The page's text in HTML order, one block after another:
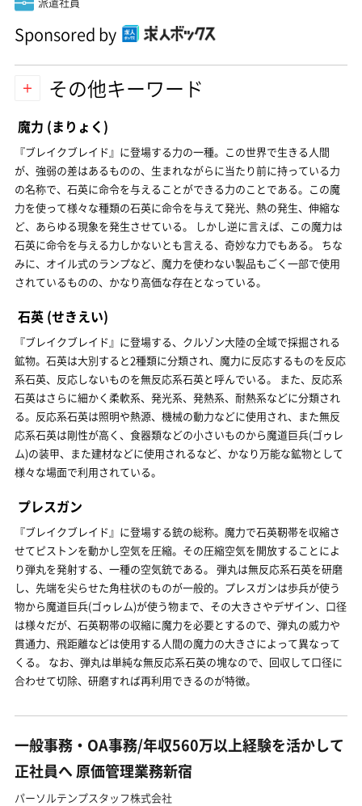
Sponsored by
その他キーワード
魔力 (まりょく)
『ブレイクブレイド』に登場する力の一種。この世界で生きる人間
が、強弱の差はあるものの、生まれながらに当たり前に持っている力
の名称で、石英に命令を与えることができる力のことである。この魔
力を使って様々な種類の石英に命令を与えて発光、熱の発生、伸縮な
ど、あらゆる現象を発生させている。 しかし逆に言えば、この魔力は
石英に命令を与える力しかないとも言える、奇妙な力でもある。 ちな
みに、オイル式のランプなど、魔力を使わない製品もごく一部で使用
されているものの、かなり高価な存在となっている。
石英 (せきえい)
『ブレイクブレイド』に登場する、クルゾン大陸の全域で採掘される
鉱物。石英は大別すると2種類に分類され、魔力に反応するものを反応
系石英、反応しないものを無反応系石英と呼んでいる。 また、反応系
石英はさらに細かく柔軟系、発光系、発熱系、耐熱系などに分類され
る。反応系石英は照明や熱源、機械の動力などに使用され、また無反
応系石英は剛性が高く、食器類などの小さいものから魔道巨兵(ゴゥレ
ム)の装甲、また建材などに使用されるなど、かなり万能な鉱物として
様々な場面で利用されている。
プレスガン
『ブレイクブレイド』に登場する銃の総称。魔力で石英靭帯を収縮さ
せてピストンを動かし空気を圧縮。その圧縮空気を開放することによ
り弾丸を発射する、一種の空気銃である。 弾丸は無反応系石英を研磨
し、先端を尖らせた角柱状のものが一般的。プレスガンは歩兵が使う
物から魔道巨兵(ゴゥレム)が使う物まで、その大きさやデザイン、口径
は様々だが、石英靭帯の収縮に魔力を必要とするので、弾丸の威力や
貫通力、飛距離などは使用する人間の魔力の大きさによって異なって
くる。 なお、弾丸は単純な無反応系石英の塊なので、回収して口径に
合わせて切除、研磨すれば再利用できるのが特徴。
一般事務・OA事務/年収560万以上経験を活かして
正社員へ 原価管理業務新宿
パーソルテンプスタッフ株式会社